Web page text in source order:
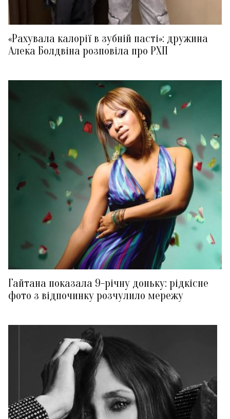
«Рахувала калорії в зубній пасті»: дружина
Алека Болдвіна розповіла про РХП
Гайтана показала 9-річну доньку: рідкісне
фото з відпочинку розчулило мережу